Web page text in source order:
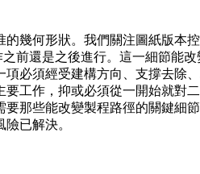
幾何形狀。我們關注圖紙版本
前還是之後進行。這一細節能
必須經受建構方向、支撐去
要工作，抑或必須從一開始就對二
那些能改變製程路徑的關鍵細
已解決。